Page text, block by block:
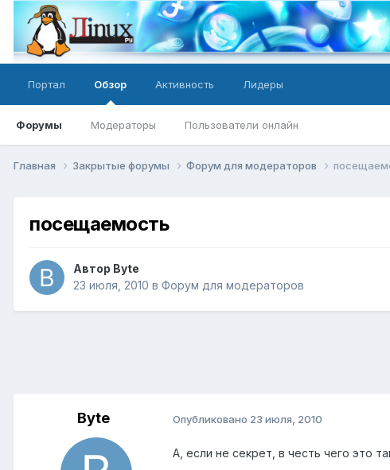
Портал Обзор
Форумы Модераторы Пользователи онлайн
Активность Лидеры
Главная Закрытые форумы Форум для модераторов
посещаемость
Автор Byte
23 июля, 2010 в Форум для модераторов
Byte Опубликовано 23 июля, 2010
А, если не секрет, в честь чего это